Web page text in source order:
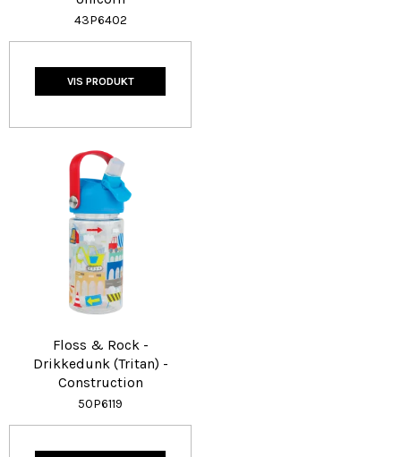
43P6402
VIS PRODUKT
Floss & Rock -
Drikkedunk (Tritan) -
Construction
50P6119